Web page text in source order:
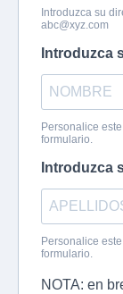
Introduzca su
abc@xyz.com
Introduzca
Personalice
formulario.
Introduzca
Personalice
formulario.
NOTA: en